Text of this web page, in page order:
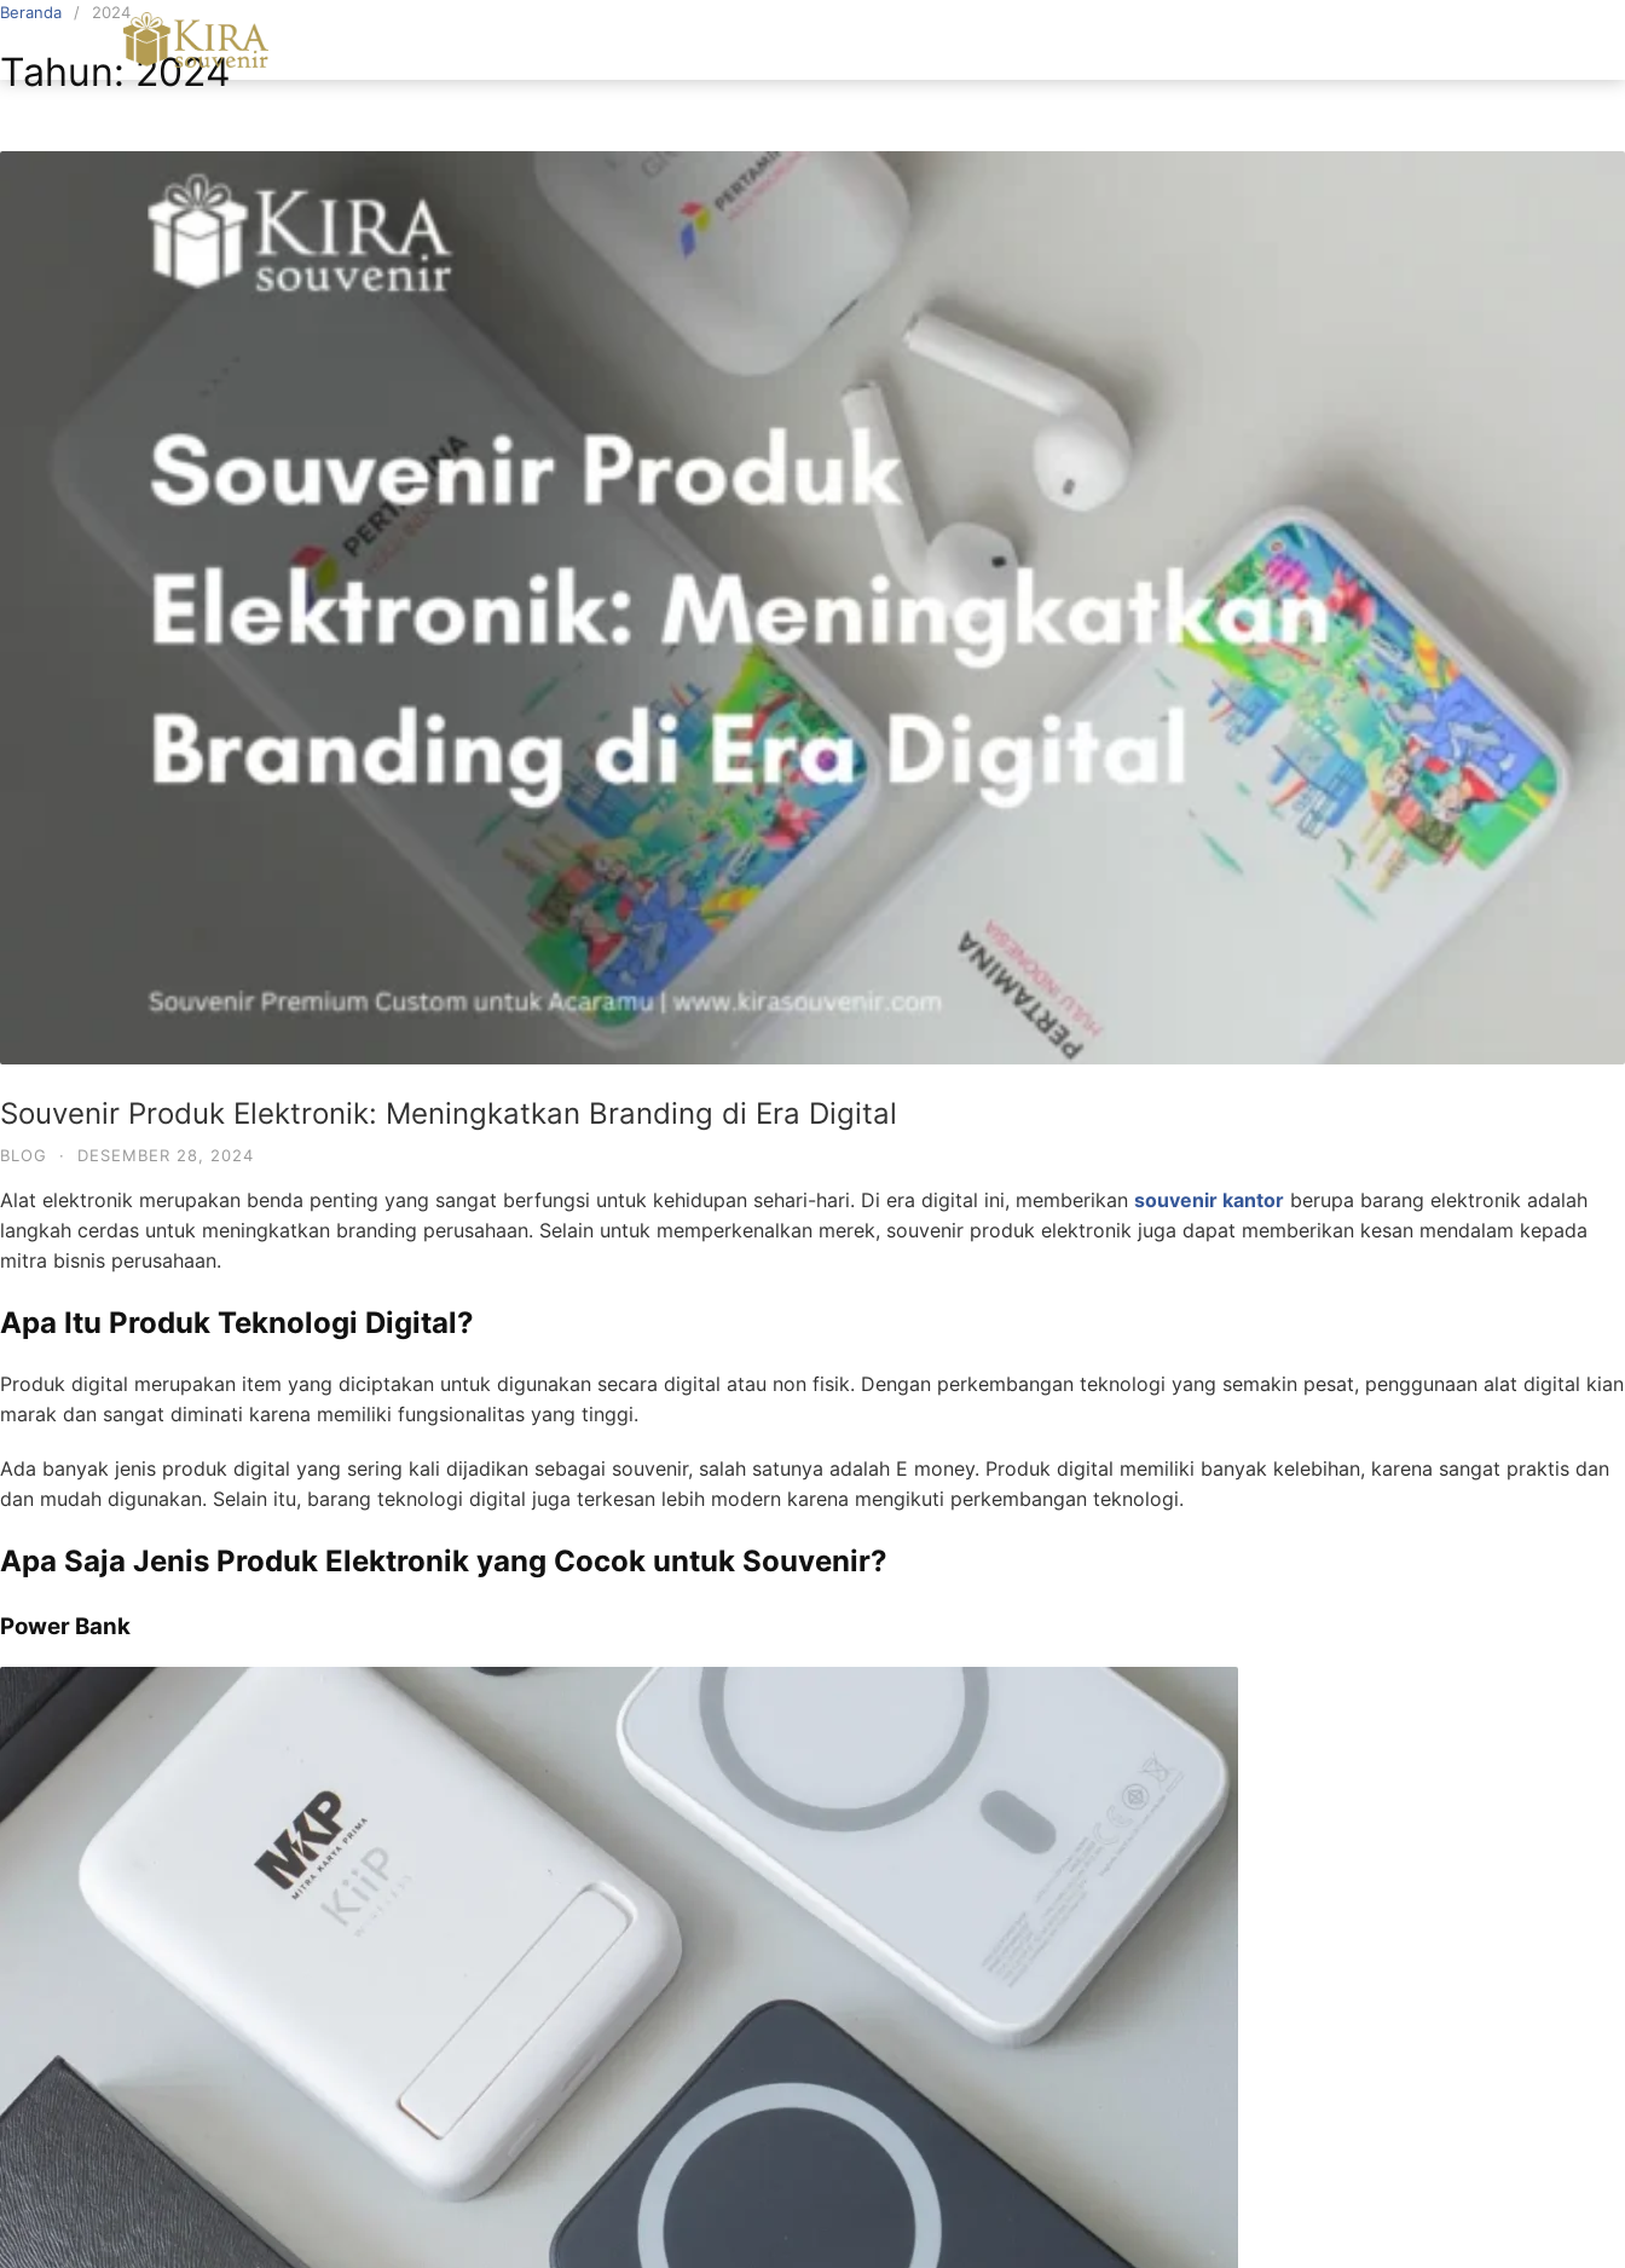
Beranda 2024
Tahun:2024
Souvenir Produk Elektronik: Meningkatkan Branding di Era Digital
BLOG · DESEMBER 28, 2024
Alat elektronik merupakan benda penting yang sangat berfungsi untuk kehidupan sehari-hari. Di era digital ini, memberikan souvenir kantor berupa barang elektronik adalah
langkah cerdas untuk meningkatkan branding perusahaan. Selain untuk memperkenalkan merek, souvenir produk elektronik juga dapat memberikan kesan mendalam kepada
mitra bisnis perusahaan.
Apa Itu Produk Teknologi Digital?
Produk digital merupakan item yang diciptakan untuk digunakan secara digital atau non fisik. Dengan perkembangan teknologi yang semakin pesat, penggunaan alat digital kian
marak dan sangat diminati karena memiliki fungsionalitas yang tinggi.
Ada banyak jenis produk digital yang sering kali dijadikan sebagai souvenir, salah satunya adalah E money. Produk digital memiliki banyak kelebihan, karena sangat praktis dan
dan mudah digunakan. Selain itu, barang teknologi digital juga terkesan lebih modern karena mengikuti perkembangan teknologi.
Apa Saja Jenis Produk Elektronik yang Cocok untuk Souvenir?
Power Bank